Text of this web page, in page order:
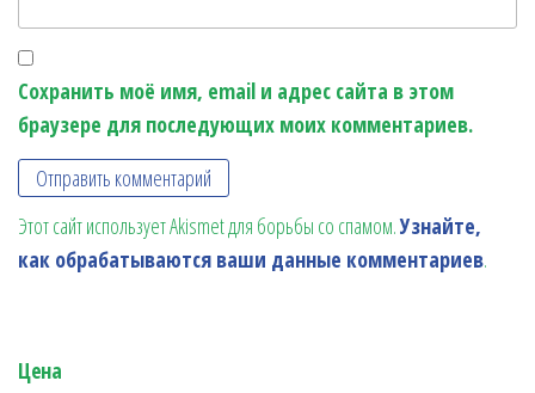
Сохранить моё имя, email и адрес сайта в этом
браузере для последующих моих комментариев.
Этот сайт использует Akismet для борьбы со спамом.Узнайте,
как обрабатываются ваши данные комментариев.
Цена